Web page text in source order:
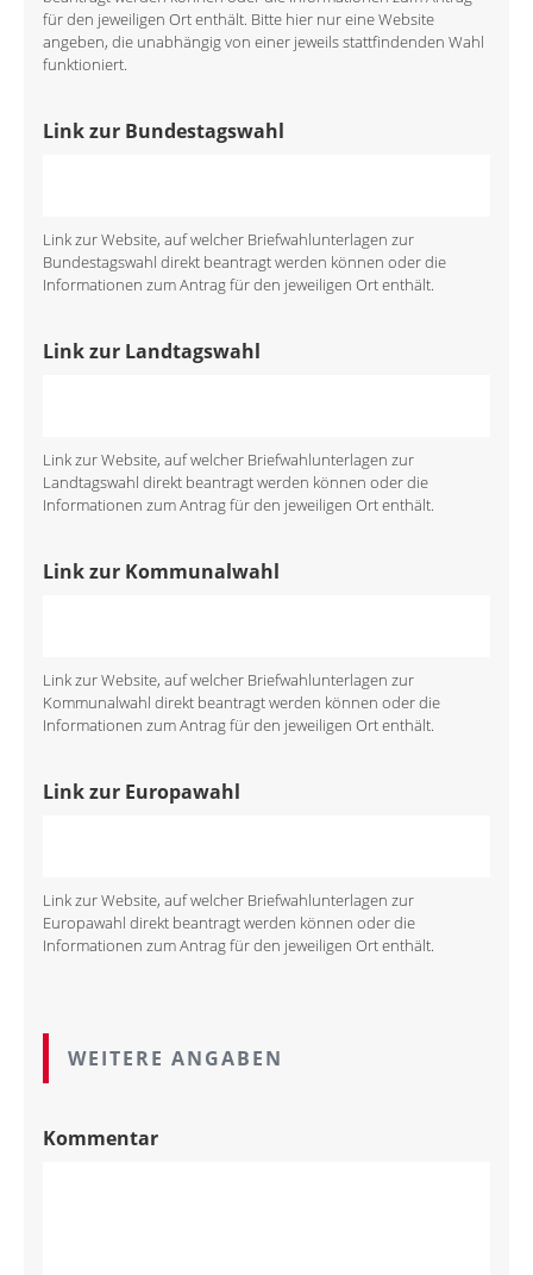
für den jeweiligen Ort enthält. Bitte hier nur eine Website
angeben, die unabhängig von einer jeweils stattfindenden Wahl
funktioniert.
Link zur Bundestagswahl
Link zur Website, auf welcher Briefwahlunterlagen zur
Bundestagswahl direkt beantragt werden können oder die
Informationen zum Antrag für den jeweiligen Ort enthält.
Link zur Landtagswahl
Link zur Website, auf welcher Briefwahlunterlagen zur
Landtagswahl direkt beantragt werden können oder die
Informationen zum Antrag für den jeweiligen Ort enthält.
Link zur Kommunalwahl
Link zur Website, auf welcher Briefwahlunterlagen zur
Kommunalwahl direkt beantragt werden können oder die
Informationen zum Antrag für den jeweiligen Ort enthält.
Link zur Europawahl
Link zur Website, auf welcher Briefwahlunterlagen zur
Europawahl direkt beantragt werden können oder die
Informationen zum Antrag für den jeweiligen Ort enthält.
WEITERE ANGABEN
Kommentar